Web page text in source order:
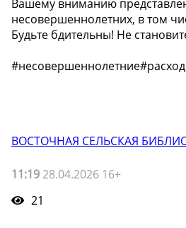
Вашему вниманию
несовершеннолетних, в том
Будьте бдительны! Не
ВОСТОЧНАЯ СЕЛЬСКАЯ
11:19 28.04.2026 16+
21